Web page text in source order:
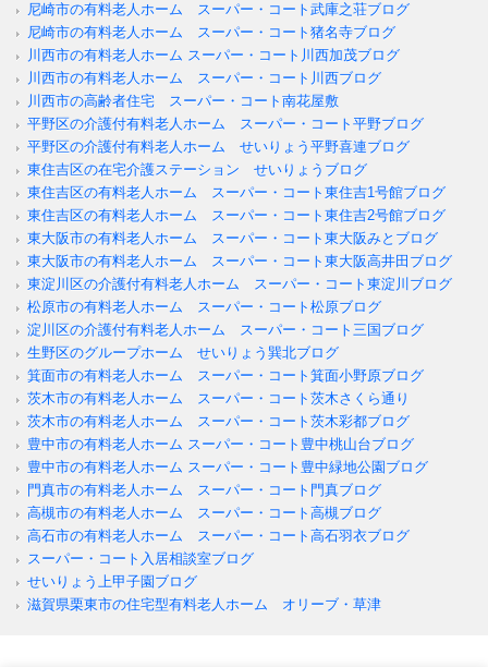
尼崎市の有料老人ホーム スーパー・コート武庫之荘ブログ
尼崎市の有料老人ホーム スーパー・コート猪名寺ブログ
川西市の有料老人ホーム スーパー・コート川西加茂ブログ
川西市の有料老人ホーム スーパー・コート川西ブログ
川西市の高齢者住宅 スーパー・コート南花屋敷
平野区の介護付有料老人ホーム スーパー・コート平野ブログ
平野区の介護付有料老人ホーム せいりょう平野喜連ブログ
東住吉区の在宅介護ステーション せいりょうブログ
東住吉区の有料老人ホーム スーパー・コート東住吉1号館ブログ
東住吉区の有料老人ホーム スーパー・コート東住吉2号館ブログ
東大阪市の有料老人ホーム スーパー・コート東大阪みとブログ
東大阪市の有料老人ホーム スーパー・コート東大阪高井田ブログ
東淀川区の介護付有料老人ホーム スーパー・コート東淀川ブログ
松原市の有料老人ホーム スーパー・コート松原ブログ
淀川区の介護付有料老人ホーム スーパー・コート三国ブログ
生野区のグループホーム せいりょう巽北ブログ
箕面市の有料老人ホーム スーパー・コート箕面小野原ブログ
茨木市の有料老人ホーム スーパー・コート茨木さくら通り
茨木市の有料老人ホーム スーパー・コート茨木彩都ブログ
豊中市の有料老人ホーム スーパー・コート豊中桃山台ブログ
豊中市の有料老人ホーム スーパー・コート豊中緑地公園ブログ
門真市の有料老人ホーム スーパー・コート門真ブログ
高槻市の有料老人ホーム スーパー・コート高槻ブログ
高石市の有料老人ホーム スーパー・コート高石羽衣ブログ
スーパー・コート入居相談室ブログ
せいりょう上甲子園ブログ
滋賀県栗東市の住宅型有料老人ホーム オリーブ・草津